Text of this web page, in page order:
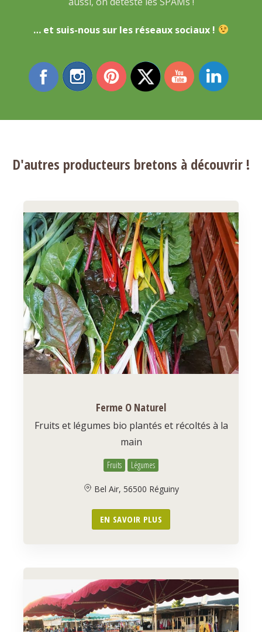
… et suis-nous sur les réseaux sociaux !
D'autres producteurs bretons à découvrir !
Ferme O Naturel
Fruits et légumes bio plantés et récoltés à la
main
Fruits Légumes
Bel Air, 56500 Réguiny
EN SAVOIR PLUS